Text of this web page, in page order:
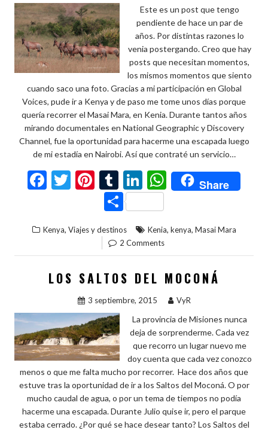
Este es un post que tengo
pendiente de hace un par de
años. Por distintas razones lo
venia postergando. Creo que hay
posts que necesitan momentos,
los mismos momentos que siento
cuando saco una foto. Gracias a mi participación en Global
Voices, pude ir a Kenya y de paso me tome unos días porque
quería recorrer el Masai Mara, en Kenia. Durante tantos años
mirando documentales en National Geographic y Discovery
Channel, fue la oportunidad para hacerme una escapada luego
de mi estadía en Nairobi. Así que contraté un servicio…
F
b
o
o
T
er
Pi
nt
er
es
t
T
u
m
bl
r
Li
n
ke
dI
n
W
s
A
p
p
Share
C
o
m
p
ar
ti
r
Kenya, Viajes y destinos Kenia, kenya, Masai Mara
2 Comments
LOS SALTOS DEL MOCONÁ
3 septiembre, 2015 VyR
La provincia de Misiones nunca
deja de sorprenderme. Cada vez
que recorro un lugar nuevo me
doy cuenta que cada vez conozco
menos o que me falta mucho por recorrer. Hace dos años que
estuve tras la oportunidad de ir a los Saltos del Moconá. O por
mucho caudal de agua, o por un tema de tiempos no podía
hacerme una escapada. Durante Julio quise ir, pero el parque
estaba cerrado. ¿Por qué se hace desear tanto? Los Saltos del